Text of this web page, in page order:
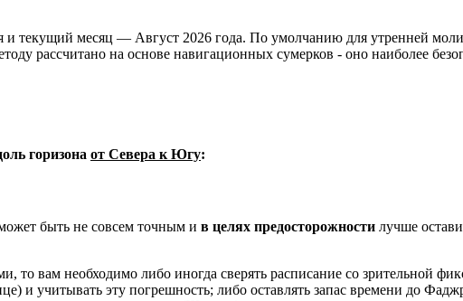
и текущий месяц — Август 2026 года. По умолчанию для утренней
рассчитано на основе навигационных сумерков - оно наиболее
горизона от Севера к Югу:
быть не совсем точным и в целях предосторожности лучше
вам необходимо либо иногда сверять расписание со зрительной
и учитывать эту погрешность; либо оставлять запас времени до